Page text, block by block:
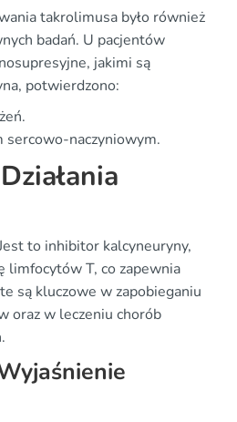
takrolimusa było również
badań. U pacjentów
jakimi są
potwierdzono:
sercowo-naczyniowym.
to inhibitor kalcyneuryny,
limfocytów T, co zapewnia
są kluczowe w zapobieganiu
oraz w leczeniu chorób